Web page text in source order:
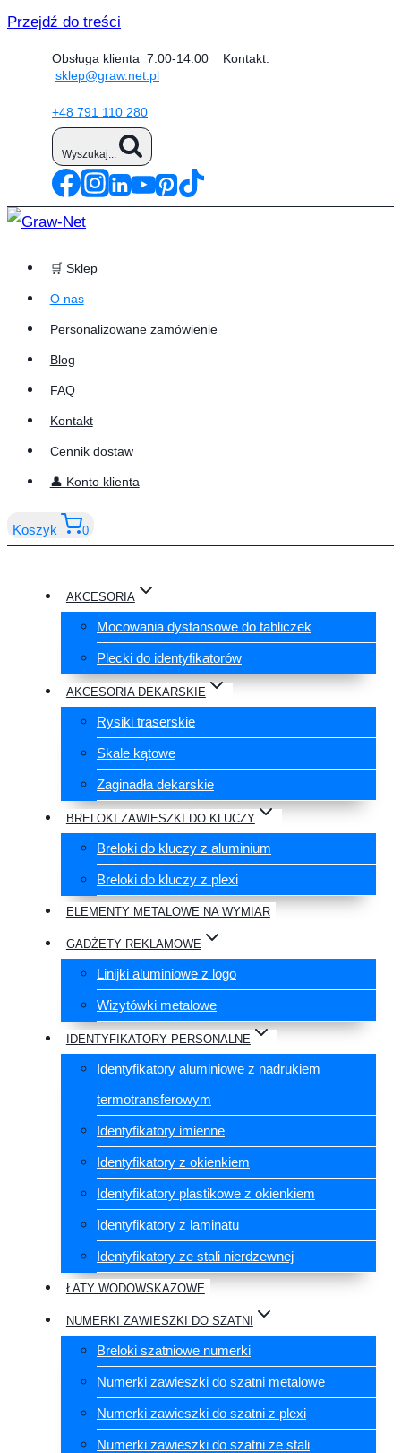
Przejdź do treści
Obsługa klienta 7.00-14.00 Kontakt:
sklep@graw.net.pl
+48 791 110 280
Wyszukaj...
🛒 Sklep
O nas
Personalizowane zamówienie
Blog
FAQ
Kontakt
Cennik dostaw
👤 Konto klienta
Koszyk 0
AKCESORIA
Mocowania dystansowe do tabliczek
Plecki do identyfikatorów
AKCESORIA DEKARSKIE
Rysiki traserskie
Skale kątowe
Zaginadła dekarskie
BRELOKI ZAWIESZKI DO KLUCZY
Breloki do kluczy z aluminium
Breloki do kluczy z plexi
ELEMENTY METALOWE NA WYMIAR
GADŻETY REKLAMOWE
Linijki aluminiowe z logo
Wizytówki metalowe
IDENTYFIKATORY PERSONALNE
Identyfikatory aluminiowe z nadrukiem
termotransferowym
Identyfikatory imienne
Identyfikatory z okienkiem
Identyfikatory plastikowe z okienkiem
Identyfikatory z laminatu
Identyfikatory ze stali nierdzewnej
ŁATY WODOWSKAZOWE
NUMERKI ZAWIESZKI DO SZATNI
Breloki szatniowe numerki
Numerki zawieszki do szatni metalowe
Numerki zawieszki do szatni z plexi
Numerki zawieszki do szatni ze stali